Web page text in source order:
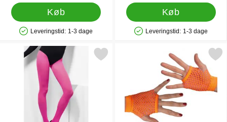
Køb
Produkttilgængelighed: På lager
Leveringstid: 1-3 dage
Køb
Produkttilgængelighed: På lager
Leveringstid: 1-3 dage
Markér tights Pink som favoritMarkér korte Nethandsker